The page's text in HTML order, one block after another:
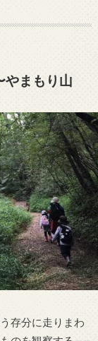
やまもり山
存分に走りまわ